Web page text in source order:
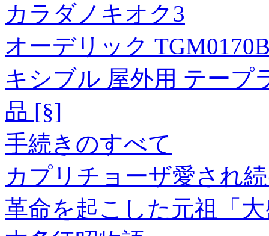
カラダノキオク3
オーデリック
キシブル 屋外用 テープ
品 [§]
手続きのすべて
カプリチョーザ愛され
革命を起こした元祖「